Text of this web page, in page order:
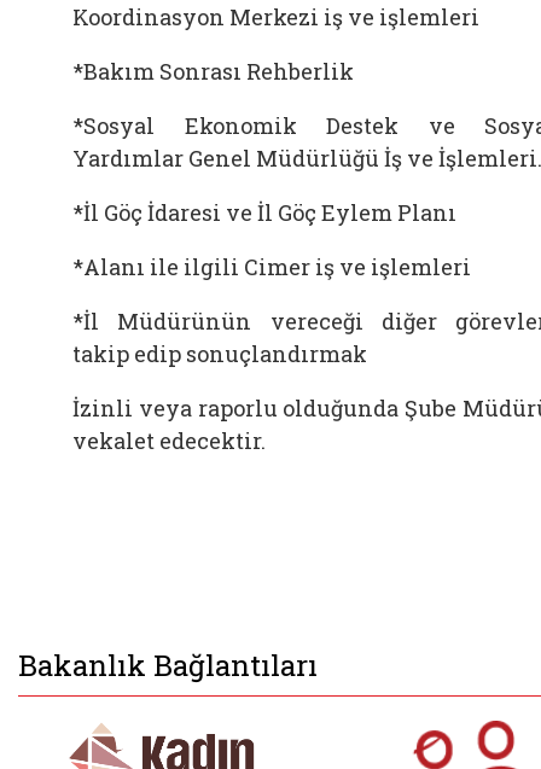
Koordinasyon Merkezi iş ve işlemleri
*Bakım Sonrası Rehberlik
*Sosyal Ekonomik Destek ve
Yardımlar Genel Müdürlüğü İş ve İşlemleri.
*İl Göç İdaresi ve İl Göç Eylem Planı
*Alanı ile ilgili Cimer iş ve işlemleri
*İl Müdürünün vereceği diğer
takip edip sonuçlandırmak
İzinli veya raporlu olduğunda Şube
vekalet edecektir.
Bakanlık Bağlantıları